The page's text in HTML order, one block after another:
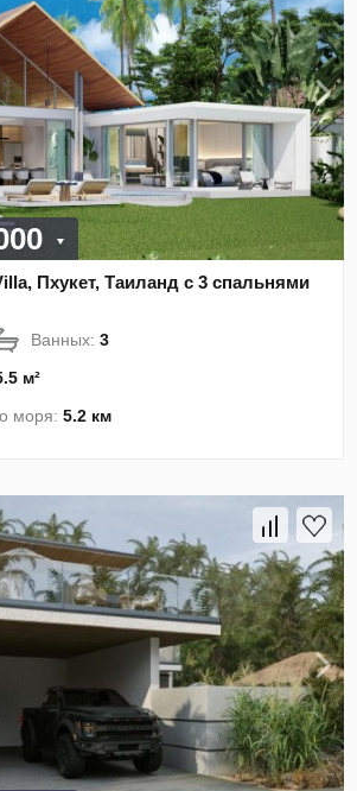
Пхукет, Таиланд с 3 спальнями
Ванных:3
м²
моря:5.2 км